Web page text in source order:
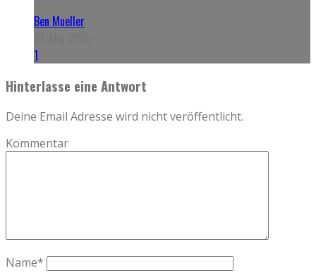
Ben Mueller
1
Hinterlasse eine Antwort
Deine Email Adresse wird nicht veröffentlicht.
Kommentar
Name*